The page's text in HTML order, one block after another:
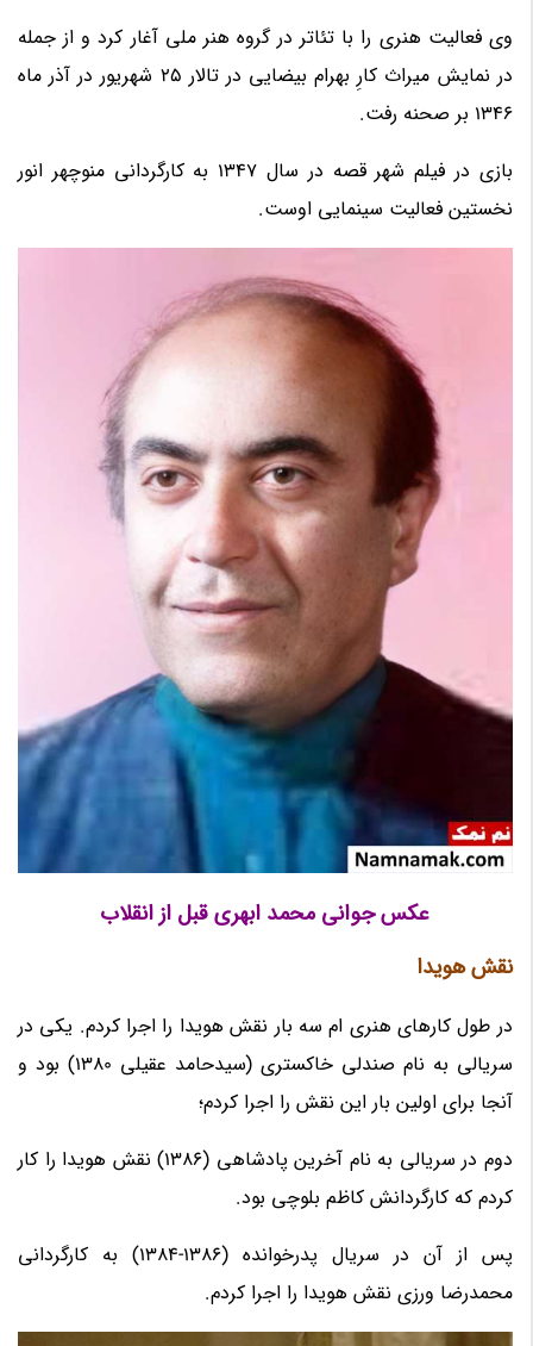
وی فعالیت هنری را با تئاتر در گروه هنر ملی آغار کرد و از جمله
در نمایش میراث کارِ بهرام بیضایی در تالار 25 شهریور در آذر ماه
1346 بر صحنه رفت.
بازی در فیلم شهر قصه در سال 1347 به کارگردانی منوچهر انور
نخستین فعالیت سینمایی اوست.
عکس جوانی محمد ابهری قبل از انقلاب
نقش هویدا
در طول کارهای هنری ام سه بار نقش هویدا را اجرا کردم. یکی در
سریالی به نام صندلی خاکستری (سیدحامد عقیلی 1380) بود و
آنجا برای اولین بار این نقش را اجرا کردم؛
دوم در سریالی به نام آخرین پادشاهی (1386) نقش هویدا را کار
کردم که کارگردانش کاظم بلوچی بود.
پس از آن در سریال پدرخوانده (1386-1384) به کارگردانی
محمدرضا ورزی نقش هویدا را اجرا کردم.